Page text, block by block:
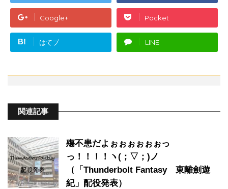
Google+ Pocket
B! はてブ LINE
関連記事
殤不患だよぉぉぉぉぉぉっ
っ！！！！ヽ(；▽；)ノ
（「Thunderbolt Fantasy 東離劍遊
紀」配役発表）